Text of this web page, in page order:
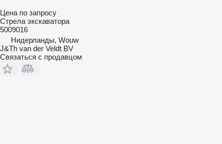
Цена по запросу
Стрела экскаватора
5009016
Нидерланды, Wouw
J&Th van der Veldt BV
Связаться с продавцом